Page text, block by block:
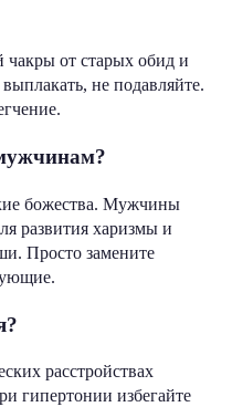
чакры от старых обид и
не подавляйте.
божества. Мужчины
развития харизмы и
Просто замените
расстройствах
гипертонии избегайте